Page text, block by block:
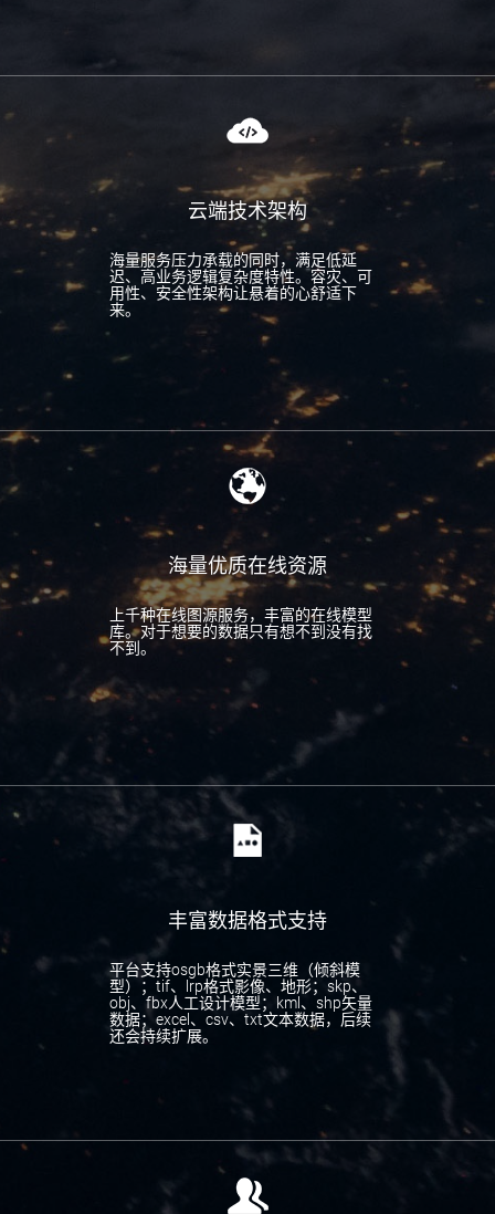
云端技术架构
海量服务压力承载的同时，满足低延
迟、高业务逻辑复杂度特性。容灾、可
用性、安全性架构让悬着的心舒适下
来。
海量优质在线资源
上千种在线图源服务，丰富的在线模型
库。对于想要的数据只有想不到没有找
不到。
丰富数据格式支持
平台支持osgb格式实景三维（倾斜模
型）；tif、lrp格式影像、地形；skp、
obj、fbx人工设计模型；kml、shp矢量
数据；excel、csv、txt文本数据，后续
还会持续扩展。